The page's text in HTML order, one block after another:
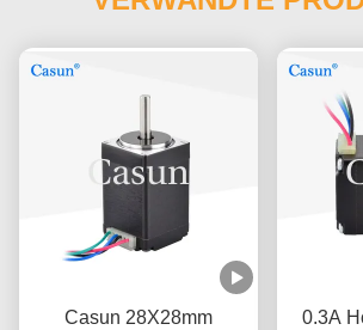
Casun 28X28mm
0.3A